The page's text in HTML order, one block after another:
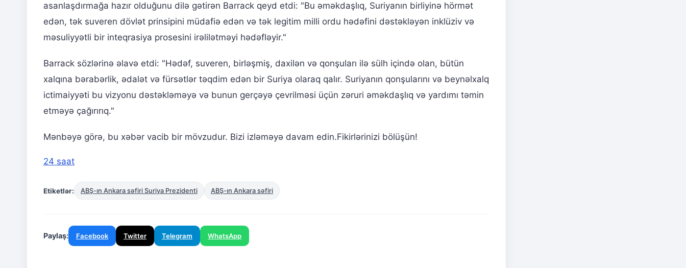
asanlaşdırmağa hazır olduğunu dilə gətirən Barrack qeyd etdi: "Bu əməkdaşlıq, Suriyanın birliyinə hörmət
edən, tək suveren dövlət prinsipini müdafiə edən və tək legitim milli ordu hədəfini dəstəkləyən inklüziv və
məsuliyyətli bir inteqrasiya prosesini irəlilətməyi hədəfləyir."
Barrack sözlərinə əlavə etdi: "Hədəf, suveren, birləşmiş, daxilən və qonşuları ilə sülh içində olan, bütün
xalqına bərabərlik, ədalət və fürsətlər təqdim edən bir Suriya olaraq qalır. Suriyanın qonşularını və beynəlxalq
ictimaiyyəti bu vizyonu dəstəkləməyə və bunun gerçəyə çevrilməsi üçün zəruri əməkdaşlıq və yardımı təmin
etməyə çağırırıq."
Mənbəyə görə, bu xəbər vacib bir mövzudur. Bizi izləməyə davam edin.Fikirlərinizi bölüşün!
24 saat
Etiketlər: ABŞ-ın Ankara səfiri Suriya Prezidenti ABŞ-ın Ankara səfiri
Paylaş: Facebook Twitter Telegram WhatsApp